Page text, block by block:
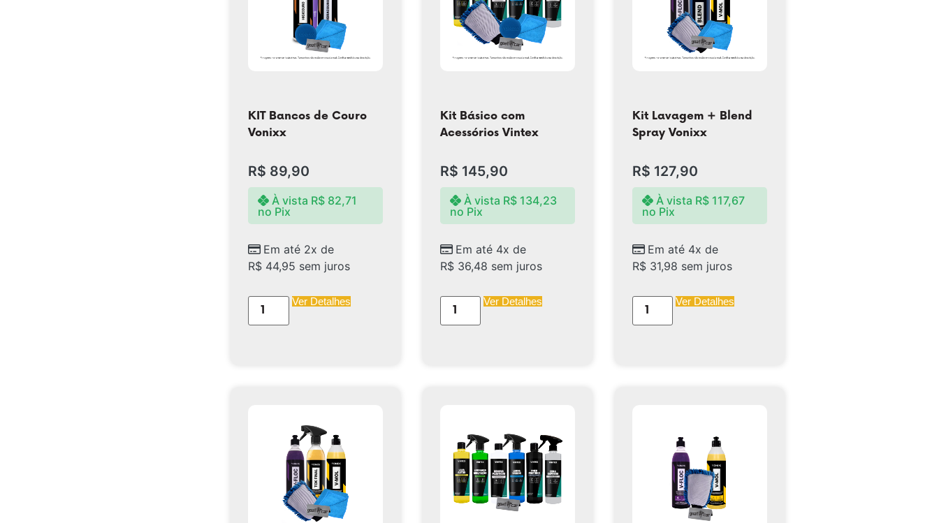
KIT Bancos de Couro
Vonixx
R$ 89,90
Em até 2x de
R$ 44,95 sem juros
À vista R$ 82,71
no Pix
Ver Detalhes
Kit Básico com
Acessórios Vintex
R$ 145,90
Em até 4x de
R$ 36,48 sem juros
À vista R$134,23
no Pix
Ver Detalhes
Kit Lavagem + Blend
Spray Vonixx
R$ 127,90
Em até 4x de
R$ 31,98 sem juros
À vista R$117,67
no Pix
Ver Detalhes